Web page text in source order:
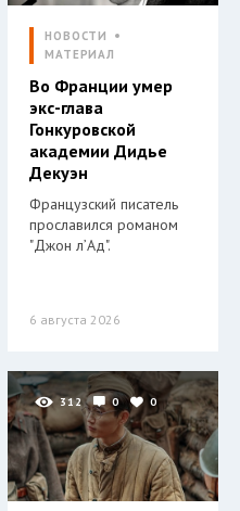
НОВОСТИ
МАТЕРИАЛ
Во Франции умер
экс-глава
Гонкуровской
академии Дидье
Декуэн
Французский писатель
прославился романом
"Джон л’Ад".
6 августа 2026
312 0 0